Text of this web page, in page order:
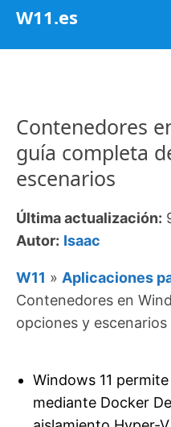
Saltar
W11.es
Contenedores
guía completa
escenarios
Última actualización:
Autor: Isaac
W11 » Aplicaciones
Contenedores en
opciones y escenarios
Windows 11
mediante Docker